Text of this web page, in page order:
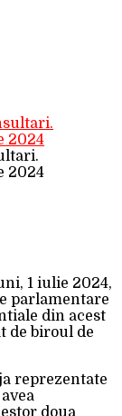
2024
1 iulie 2024,
parlamentare
din acest
de biroul de
reprezentate
doua